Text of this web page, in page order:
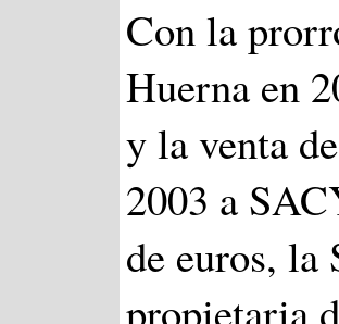
Con la
Huerna en
y la venta
2003 a
de euros,
propietaria